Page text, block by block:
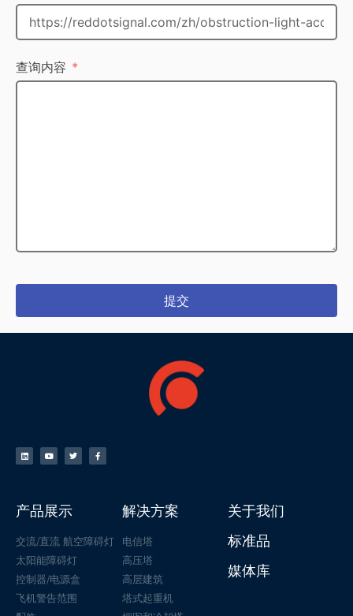
查询内容
提交
产品展示
交流/直流 航空障碍灯
太阳能障碍灯
控制器/电源盒
飞机警告范围
解决方案
电信塔
高压塔
高层建筑
塔式起重机
关于我们
标准品
媒体库